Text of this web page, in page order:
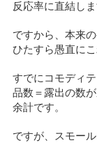
反応率に直結しま
ですから、本来
ひたすら愚直に
すでにコモディ
品数＝露出の数
余計です。
ですが、スモー